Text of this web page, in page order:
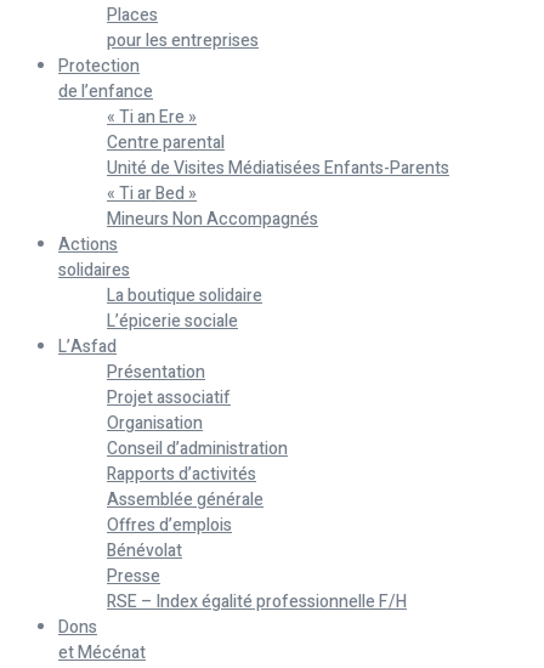
Places
pour les entreprises
Protection
de l’enfance
« Ti an Ere »
Centre parental
Unité de Visites Médiatisées Enfants-Parents
« Ti ar Bed »
Mineurs Non Accompagnés
Actions
solidaires
La boutique solidaire
L’épicerie sociale
L’Asfad
Présentation
Projet associatif
Organisation
Conseil d’administration
Rapports d’activités
Assemblée générale
Offres d’emplois
Bénévolat
Presse
RSE – Index égalité professionnelle F/H
Dons
et Mécénat